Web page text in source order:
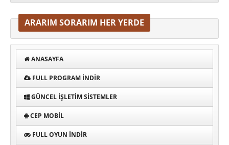
ARARIM SORARIM HER YERDE
ANASAYFA
FULL PROGRAM INDIR
GÜNCEL İŞLETIM SISTEMLER
CEP MOBIL
FULL OYUN İNDIR